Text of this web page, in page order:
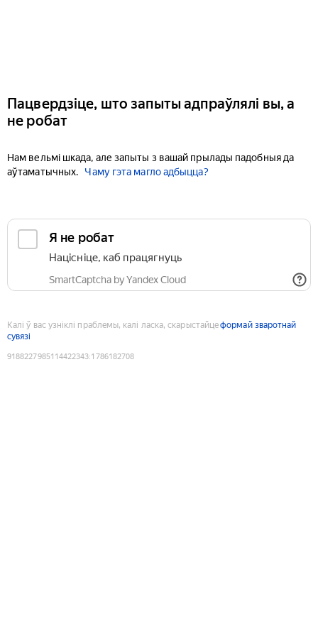
Пацвердзіце, што запыты адпраўлялі вы, а
не робат
Нам вельмі шкада, але запыты з вашай прылады падобныя да
аўтаматычных.
Чаму гэта магло адбыцца?
Я не робат
Націсніце, каб працягнуць
SmartCaptcha by Yandex Cloud
Калі ў вас узніклі праблемы, калі ласка, скарыстайцеформай зваротнай
сувязі
9188227985114422343:1786182708